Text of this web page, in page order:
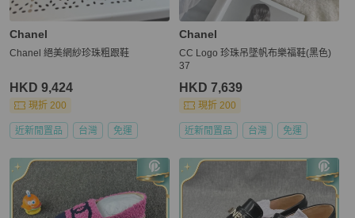
Chanel
Chanel 絕美網紗珍珠粗跟鞋
HKD 9,424
現折 200
近新閒置品 台灣 免運
Chanel
CC Logo 珍珠吊墜帆布樂福鞋(黑色)
37
HKD 7,639
現折 200
近新閒置品 台灣 免運